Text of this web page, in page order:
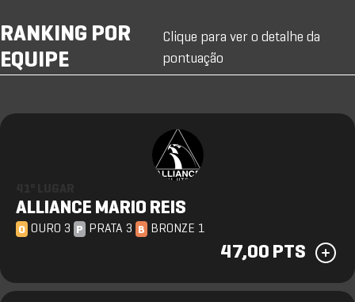
RANKING POR
EQUIPE
Clique para ver o detalhe da
pontuação
ALLIANCE MARIO REIS
O OURO 3 P PRATA 3 B BRONZE 1
47,00 PTS